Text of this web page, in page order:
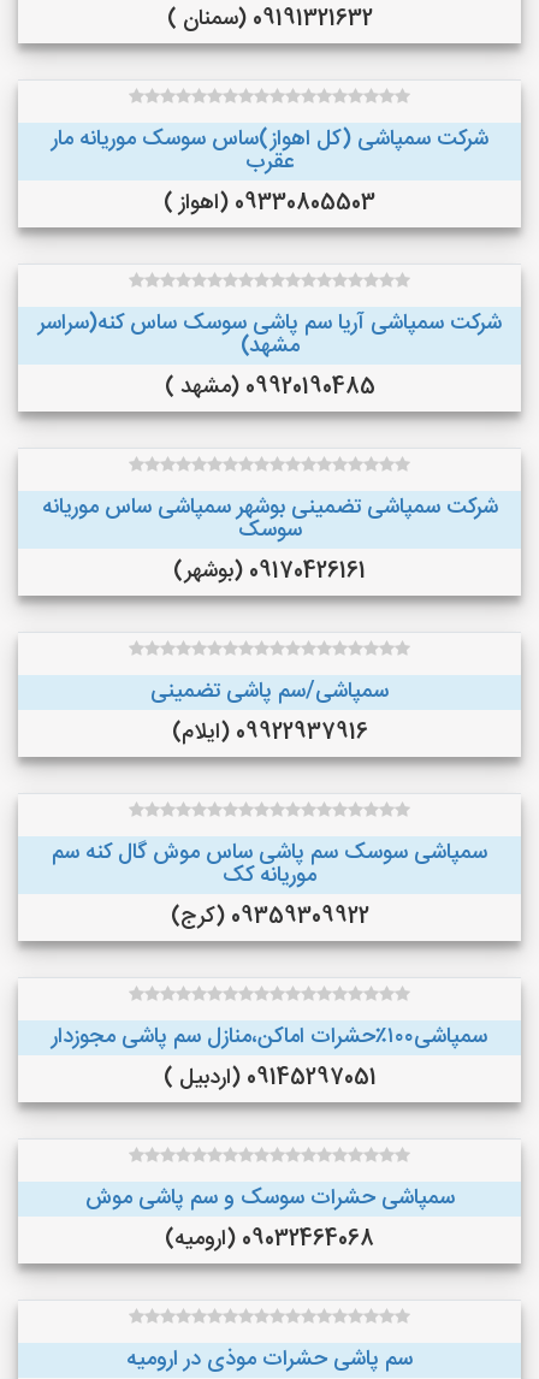
09191321632 (سمنان )
شرکت سمپاشی (کل اهواز)ساس سوسک موریانه مار
عقرب
09330805503 (اهواز )
شرکت سمپاشی آریا سم پاشی سوسک ساس کنه(سراسر
مشهد)
09920190485 (مشهد )
شرکت سمپاشی تضمینی بوشهر سمپاشی ساس موریانه
سوسک
09170426161 (بوشهر)
سمپاشی/سم پاشی تضمینی
09922937916 (ایلام)
سمپاشی سوسک سم پاشی ساس موش گال کنه سم
موریانه کک
09359309922 (کرج)
سمپاشی۱۰۰٪حشرات اماکن،منازل سم پاشی مجوزدار
09145297051 (اردبیل )
سمپاشی حشرات سوسک و سم پاشی موش
09032464068 (ارومیه)
سم پاشی حشرات موذی در ارومیه